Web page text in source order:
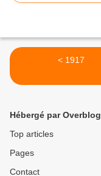
< 1917
Hébergé par Overblog
Top articles
Pages
Contact